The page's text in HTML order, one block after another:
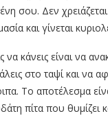
σου. Δεν
και γίνεται
κάνεις είναι να
στο ταψί και να
Το αποτέλεσμα
πίτα που θυμίζει